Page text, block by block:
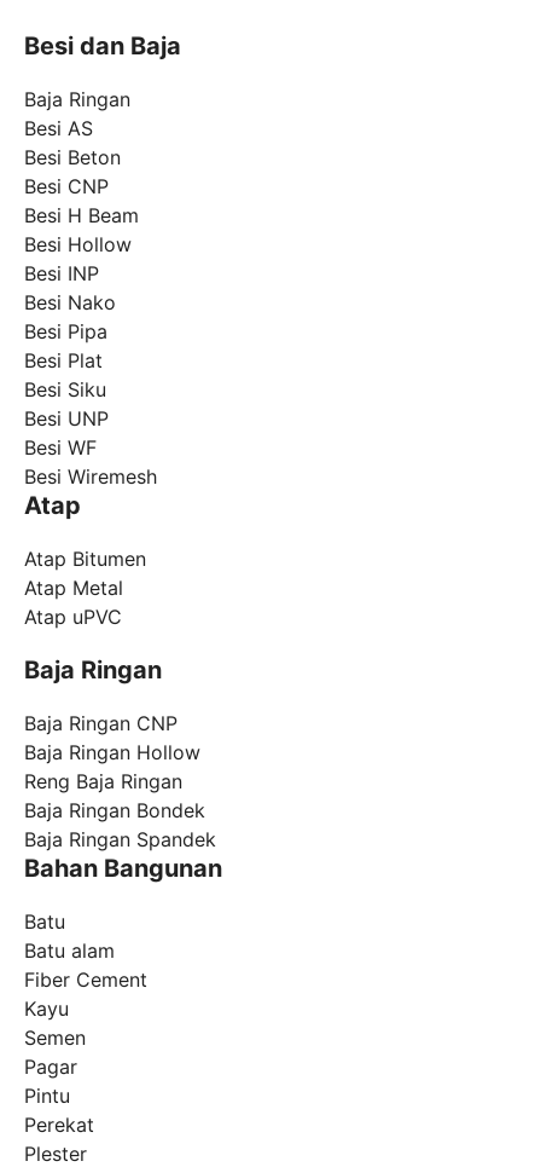
Besi dan Baja
Baja Ringan
Besi AS
Besi Beton
Besi CNP
Besi H Beam
Besi Hollow
Besi INP
Besi Nako
Besi Pipa
Besi Plat
Besi Siku
Besi UNP
Besi WF
Besi Wiremesh
Atap
Atap Bitumen
Atap Metal
Atap uPVC
Baja Ringan
Baja Ringan CNP
Baja Ringan Hollow
Reng Baja Ringan
Baja Ringan Bondek
Baja Ringan Spandek
Bahan Bangunan
Batu
Batu alam
Fiber Cement
Kayu
Semen
Pagar
Pintu
Perekat
Plester